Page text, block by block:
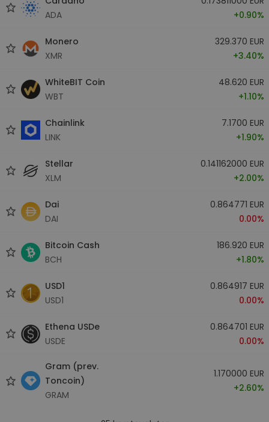
ADA
+0.90%
Monero
XMR
329.370 EUR
+3.40%
WhiteBIT Coin
WBT
48.620 EUR
+1.10%
Chainlink
LINK
7.1700 EUR
+1.90%
Stellar
XLM
0.141162000 EUR
+2.00%
Dai
DAI
0.864771 EUR
0.00%
Bitcoin Cash
BCH
186.920 EUR
+1.80%
USD1
USD1
0.864917 EUR
0.00%
Ethena USDe
USDE
0.864701 EUR
0.00%
Gram (prev.
Toncoin)
GRAM
1.170000 EUR
+2.60%